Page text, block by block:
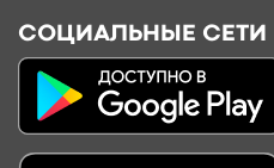
СОЦИАЛЬНЫЕ СЕТИ